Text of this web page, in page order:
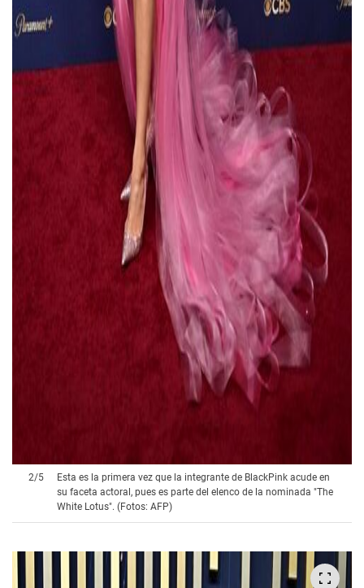
2/5
Esta es la primera vez que la integrante de BlackPink acude en
su faceta actoral, pues es parte del elenco de la nominada "The
White Lotus". (Fotos: AFP)